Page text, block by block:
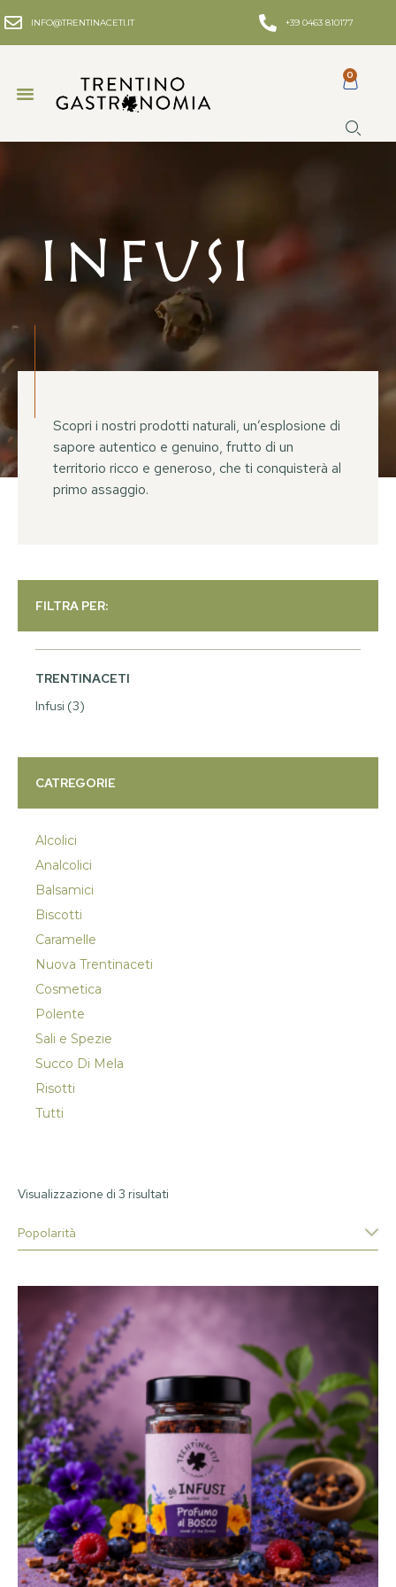
INFO@TRENTINACETI.IT +39 0463 810177
0
Infusi
Scopri i nostri prodotti naturali, un’esplosione di
sapore autentico e genuino, frutto di un
territorio ricco e generoso, che ti conquisterà al
primo assaggio.
FILTRA PER:
TRENTINACETI
Infusi (3)
CATREGORIE
Alcolici
Analcolici
Balsamici
Biscotti
Caramelle
Nuova Trentinaceti
Cosmetica
Polente
Sali e Spezie
Succo Di Mela
Risotti
Tutti
Visualizzazione di 3 risultati